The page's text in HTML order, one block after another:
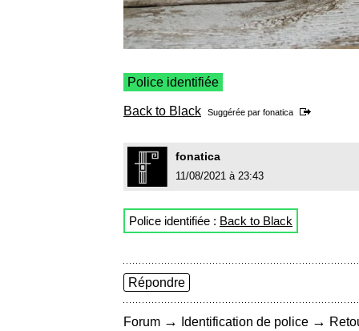
Police identifiée
Back to Black Suggérée par fonatica
fonatica
11/08/2021 à 23:43
Police identifiée : Back to Black
Répondre
Forum → Identification de police →